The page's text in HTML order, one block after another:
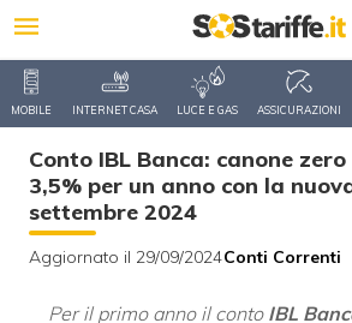
MOBILE INTERNET CASA LUCE E GAS ASSICURAZIONI
Conto IBL Banca: canone
3,5% per un anno con la
settembre 2024
Aggiornato il 29/09/2024Conti Correnti
Per il primo anno il contoIBL